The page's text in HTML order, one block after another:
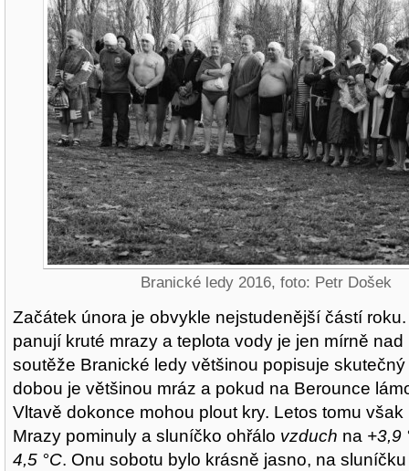
Branické ledy 2016, foto: Petr Došek
Začátek února je obvykle nejstudenější částí
panují kruté mrazy a teplota vody je jen mírně
soutěže Branické ledy většinou popisuje skutečný
dobou je většinou mráz a pokud na Berounce
Vltavě dokonce mohou plout kry. Letos tomu však
Mrazy pominuly a sluníčko ohřálo vzduch na +3,9
4,5 °C. Onu sobotu bylo krásně jasno, na